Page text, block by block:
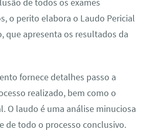
de todos os exames
o perito elabora o Laudo Pericial
que apresenta os resultados da
fornece detalhes passo a
realizado, bem como o
O laudo é uma análise minuciosa
de todo o processo conclusivo.